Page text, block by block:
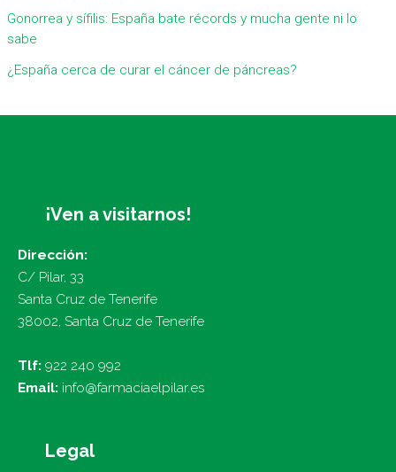
Gonorrea y sífilis: España bate récords y mucha gente ni lo
sabe
¿España cerca de curar el cáncer de páncreas?
¡Ven a visitarnos!
Dirección:
C/ Pilar, 33
Santa Cruz de Tenerife
38002, Santa Cruz de Tenerife
Tlf: 922 240 992
Email: info@farmaciaelpilar.es
Legal